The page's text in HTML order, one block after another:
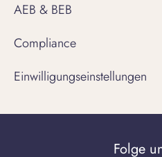
AEB & BEB
Compliance
Einwilligungseinstellungen
Folge